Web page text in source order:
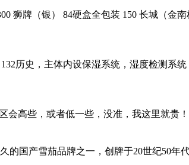
狮牌（银） 84硬盒全包装 150 长城（金
历史，主体内设保湿系统，湿度检测系
会高些，或者低一些，没准，我这里就贵！
的国产雪茄品牌之一，创牌于20世纪50